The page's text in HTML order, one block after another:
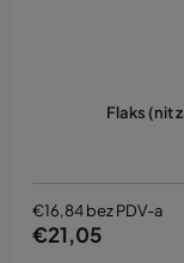
Flaks (nit
€16,84 bez PDV-a
€21,05